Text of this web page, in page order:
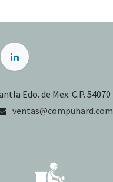
Edo. de Mex. C.P. 54070